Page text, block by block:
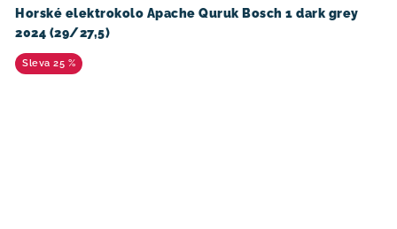
Horské elektrokolo Apache Quruk Bosch 1 dark grey
2024 (29/27,5)
25 %